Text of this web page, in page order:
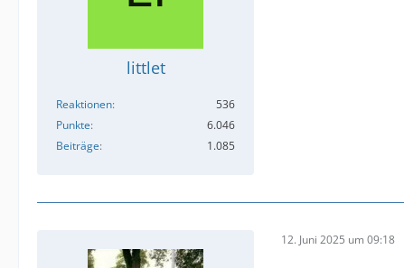
littlet
Reaktionen
536
Punkte
6.046
Beiträge
1.085
12. Juni 2025 um 09:18